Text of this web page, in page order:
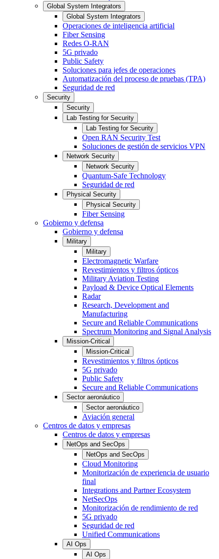
Global System Integrators
Global System Integrators
Operaciones de inteligencia artificial
Fiber Sensing
Redes O-RAN
5G privado
Public Safety
Soluciones para jefes de operaciones
Automatización del proceso de pruebas (TPA)
Seguridad de red
Security
Security
Lab Testing for Security
Lab Testing for Security
Open RAN Security Test
Soluciones de gestión de servicios VPN
Network Security
Network Security
Quantum-Safe Technology
Seguridad de red
Physical Security
Physical Security
Fiber Sensing
Gobierno y defensa
Gobierno y defensa
Military
Military
Electromagnetic Warfare
Revestimientos y filtros ópticos
Military Aviation Testing
Payload & Device Optical Elements
Radar
Research, Development and
Manufacturing
Secure and Reliable Communications
Spectrum Monitoring and Signal Analysis
Mission-Critical
Mission-Critical
Revestimientos y filtros ópticos
5G privado
Public Safety
Secure and Reliable Communications
Sector aeronáutico
Sector aeronáutico
Aviación general
Centros de datos y empresas
Centros de datos y empresas
NetOps and SecOps
NetOps and SecOps
Cloud Monitoring
Monitorización de experiencia de usuario
final
Integrations and Partner Ecosystem
NetSecOps
Monitorización de rendimiento de red
5G privado
Seguridad de red
Unified Communications
AI Ops
AI Ops